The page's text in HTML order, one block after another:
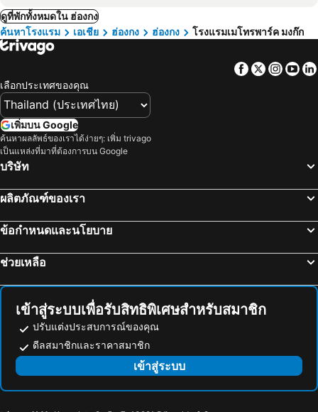
ดูที่พักทั้งหมดใน ฮ่องกง
ค้นหาโรงแรม
เอเชีย ฮ่องกง ฮ่องกง โรงแรมเมโทรพาร์ค มงก๊ก
Facebook
Twitter
เลือกประเทศของคุณ
เพิ่มบน Google
ค้นหาผลลัพธ์ของเราได้ง่ายๆ: เพิ่ม trivago
เป็นแหล่งที่มาที่ต้องการบน Google
บริษัท
ผลิตภัณฑ์ของเรา
ข้อกำหนดและนโยบาย
ช่วยเหลือ
เข้าสู่ระบบเพื่อรับสิทธิพิเศษสำหรับสมาชิก
ปรับแต่งประสบการณ์ของคุณ
ดีลสมาชิกและราคาสมาชิก
เข้าสู่ระบบ